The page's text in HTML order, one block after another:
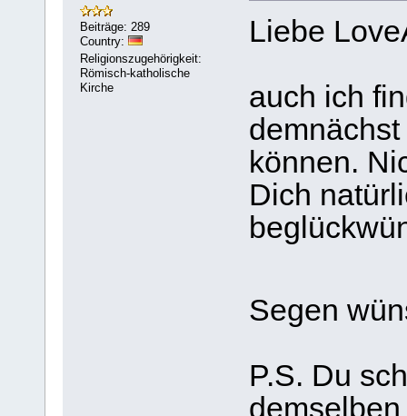
Beiträge: 289
Country:
Religionszugehörigkeit:
Römisch-katholische
Kirche
Liebe
auch ich
können.
Dich
Segen
P.S. Du